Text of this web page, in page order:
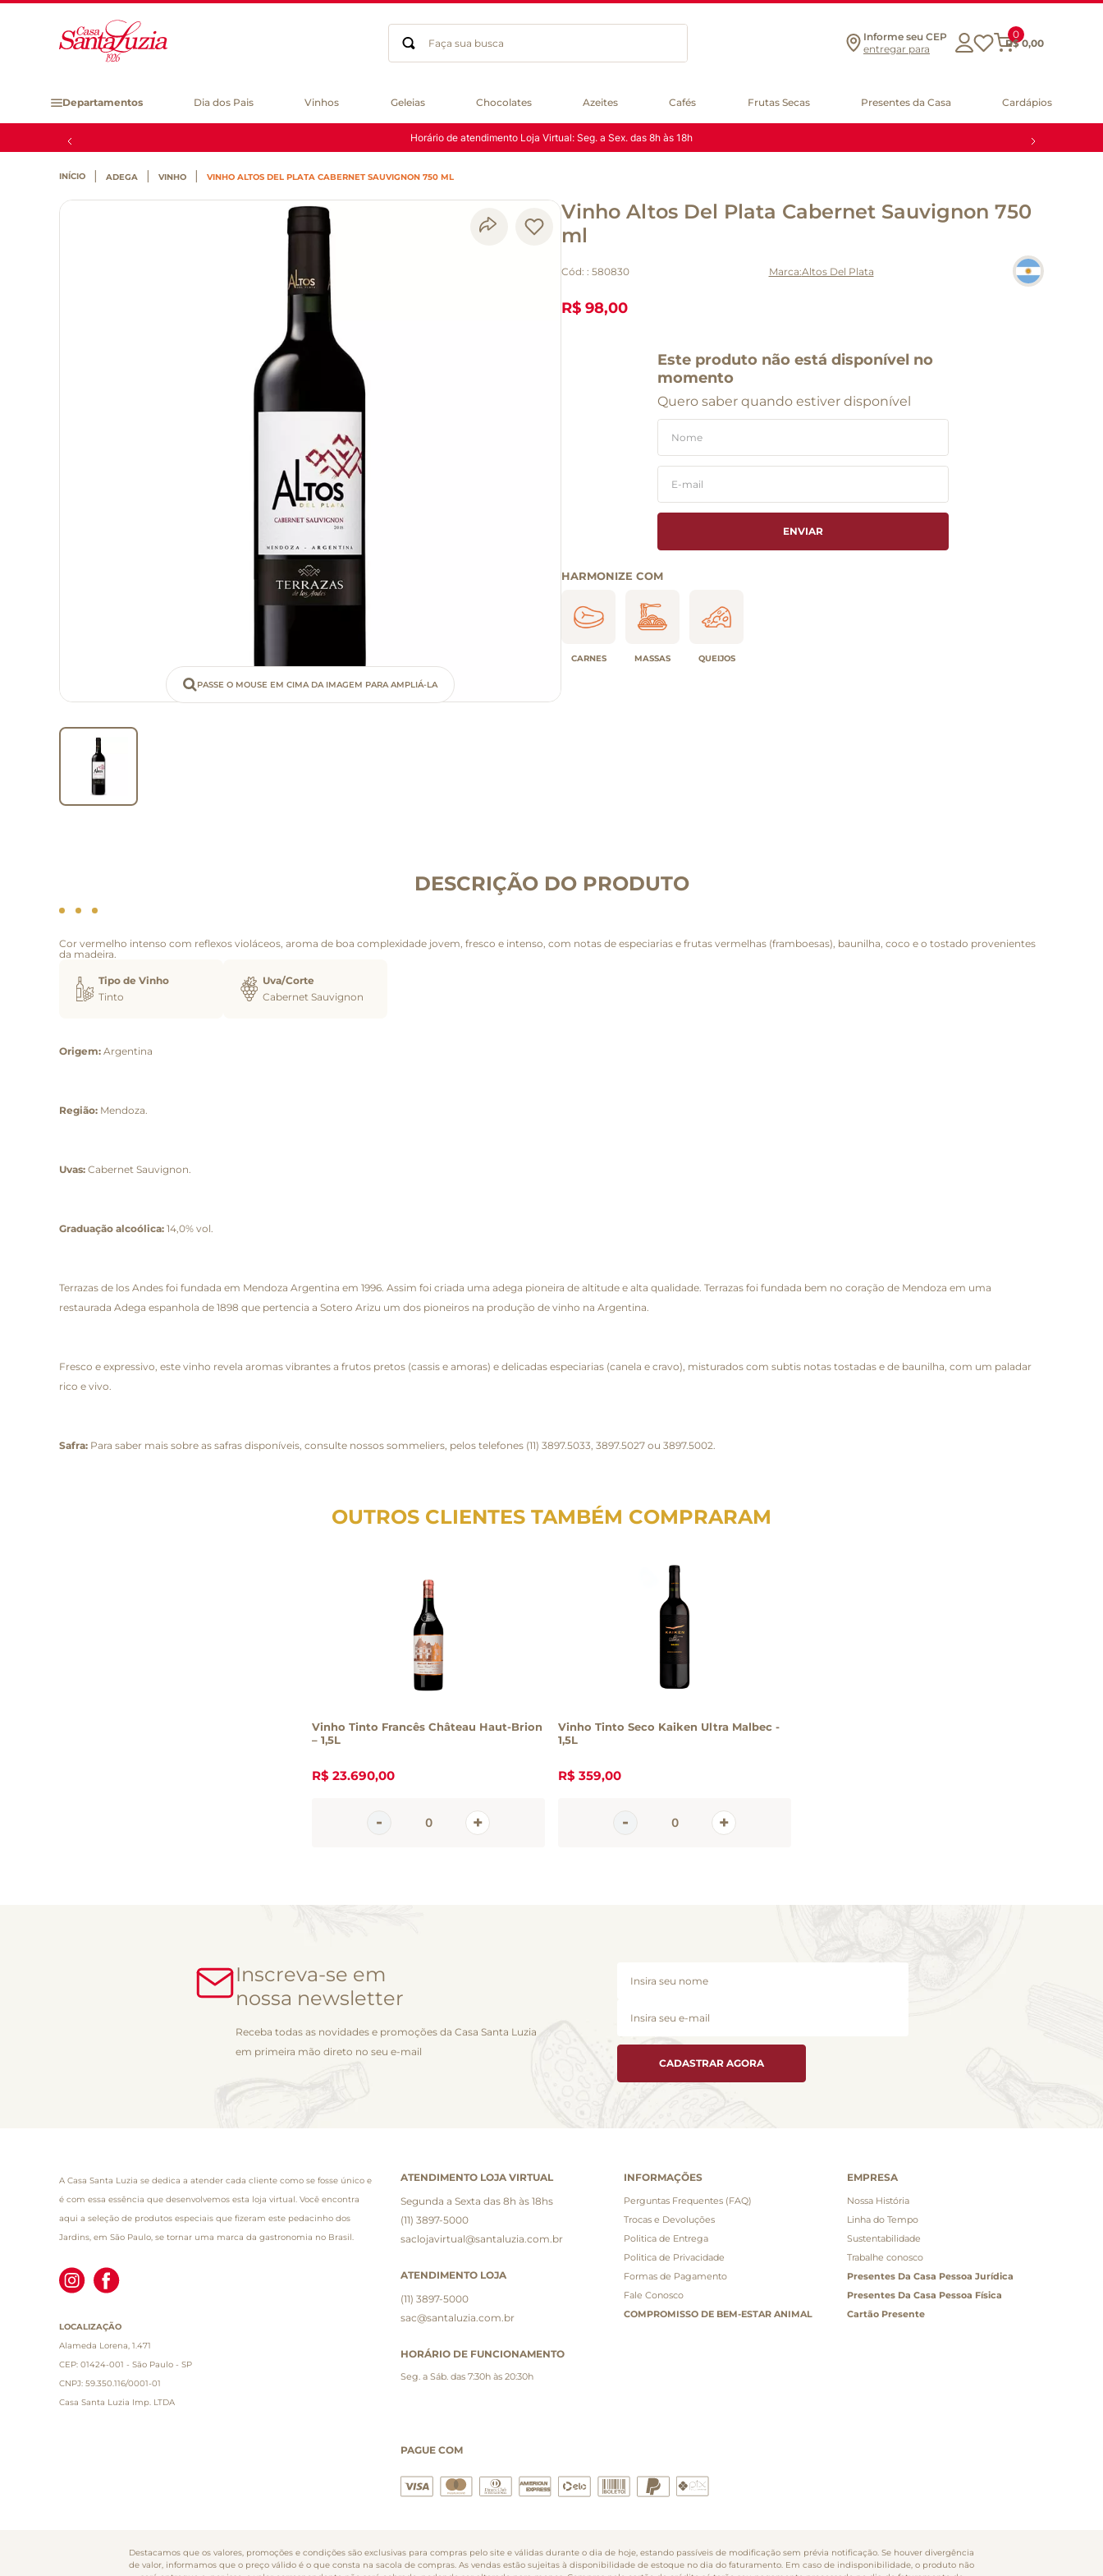
Faça sua busca
Informe seu CEP
entregar para
0
R$ 0,00
Departamentos Dia dos Pais Vinhos Geleias Chocolates Azeites Cafés Frutas Secas Presentes da Casa Cardápios
Horário de atendimento Loja Virtual: Seg. a Sex. das 8h às 18h
ADEGA VINHO VINHO ALTOS DEL PLATA CABERNET SAUVIGNON 750 ML
PASSE O MOUSE EM CIMA DA IMAGEM PARA AMPLIÁ-LA
Vinho Altos Del Plata Cabernet Sauvignon 750
ml
Cód: : 580830 Altos Del Plata
R$ 98,00
Este produto não está disponível no
momento
Quero saber quando estiver disponível
ENVIAR
HARMONIZE COM
CARNES MASSAS QUEIJOS
DESCRIÇÃO DO PRODUTO
Cor vermelho intenso com reflexos violáceos, aroma de boa complexidade jovem, fresco e intenso, com notas de especiarias e frutas vermelhas (framboesas), baunilha, coco e o tostado provenientes
da madeira.
Tipo de Vinho
Tinto
Uva/Corte
Cabernet Sauvignon
Origem: Argentina
Região: Mendoza.
Uvas: Cabernet Sauvignon.
Graduação alcoólica: 14,0% vol.
Terrazas de los Andes foi fundada em Mendoza Argentina em 1996. Assim foi criada uma adega pioneira de altitude e alta qualidade. Terrazas foi fundada bem no coração de Mendoza em uma
restaurada Adega espanhola de 1898 que pertencia a Sotero Arizu um dos pioneiros na produção de vinho na Argentina.
Fresco e expressivo, este vinho revela aromas vibrantes a frutos pretos (cassis e amoras) e delicadas especiarias (canela e cravo), misturados com subtis notas tostadas e de baunilha, com um paladar
rico e vivo.
Safra: Para saber mais sobre as safras disponíveis, consulte nossos sommeliers, pelos telefones (11) 3897.5033, 3897.5027 ou 3897.5002.
OUTROS CLIENTES TAMBÉM COMPRARAM
Vinho Tinto Francês Château Haut-Brion
– 1,5L
R$ 23.690,00
Vinho Tinto Seco Kaiken Ultra Malbec -
1,5L
R$ 359,00
Inscreva-se em
nossa newsletter
Receba todas as novidades e promoções da Casa Santa Luzia
em primeira mão direto no seu e-mail
CADASTRAR AGORA
A Casa Santa Luzia se dedica a atender cada cliente como se fosse único e
é com essa essência que desenvolvemos esta loja virtual. Você encontra
aqui a seleção de produtos especiais que fizeram este pedacinho dos
Jardins, em São Paulo, se tornar uma marca da gastronomia no Brasil.
LOCALIZAÇÃO
Alameda Lorena, 1.471
CEP: 01424-001 - São Paulo - SP
CNPJ: 59.350.116/0001-01
Casa Santa Luzia Imp. LTDA
ATENDIMENTO LOJA VIRTUAL
Segunda a Sexta das 8h às 18hs
(11) 3897-5000
saclojavirtual@santaluzia.com.br
ATENDIMENTO LOJA
(11) 3897-5000
sac@santaluzia.com.br
HORÁRIO DE FUNCIONAMENTO
Seg. a Sáb. das 7:30h às 20:30h
INFORMAÇÕES
Perguntas Frequentes (FAQ)
Trocas e Devoluções
Politica de Entrega
Politica de Privacidade
Formas de Pagamento
Fale Conosco
COMPROMISSO DE BEM-ESTAR ANIMAL
EMPRESA
Nossa História
Linha do Tempo
Sustentabilidade
Trabalhe conosco
Presentes Da Casa Pessoa Jurídica
Presentes Da Casa Pessoa Física
Cartão Presente
PAGUE COM
Destacamos que os valores, promoções e condições são exclusivas para compras pelo site e válidas durante o dia de hoje, estando passíveis de modificação sem prévia notificação. Se houver divergência
de valor, informamos que o preço válido é o que consta na sacola de compras. As vendas estão sujeitas à disponibilidade de estoque no dia do faturamento. Em caso de indisponibilidade, o produto não
gluten
chá